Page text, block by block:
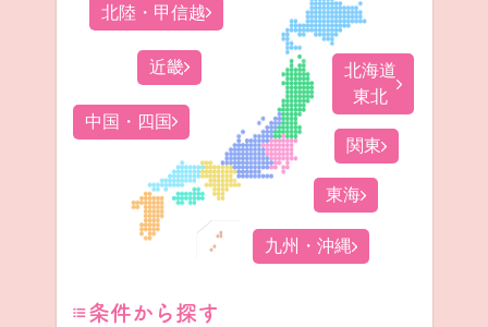
北海道
東北
関東
北陸・甲信越
東海
近畿
中国・四国
九州・沖縄
条件から探す